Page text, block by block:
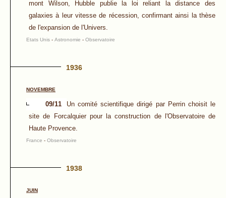
mont Wilson, Hubble publie la loi reliant la distance des
galaxies à leur vitesse de récession, confirmant ainsi la thèse
de l'expansion de l'Univers.
Etats Unis - Astronomie - Observatoire
1936
NOVEMBRE
09/11
Un comité scientifique dirigé par Perrin choisit le
site de Forcalquier pour la construction de l'Observatoire de
Haute Provence.
France - Observatoire
1938
JUIN